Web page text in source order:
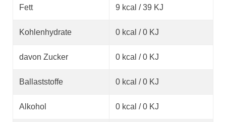
Fett 9 kcal / 39 KJ
Kohlenhydrate 0 kcal / 0 KJ
davon Zucker 0 kcal / 0 KJ
Ballaststoffe 0 kcal / 0 KJ
Alkohol 0 kcal / 0 KJ